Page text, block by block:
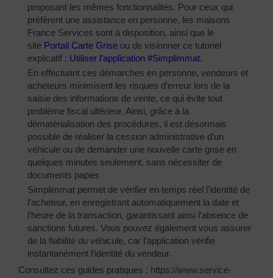
proposant les mêmes fonctionnalités. Pour ceux qui
préfèrent une assistance en personne, les maisons
France Services sont à disposition, ainsi que le
site Portail Carte Grise ou de visionner ce tutoriel
explicatif : Utiliser l’application #Simplimmat.
En effectuant ces démarches en personne, vendeurs et
acheteurs minimisent les risques d’erreur lors de la
saisie des informations de vente, ce qui évite tout
problème fiscal ultérieur. Ainsi, grâce à la
dématérialisation des procédures, il est désormais
possible de réaliser la cession administrative d’un
véhicule ou de demander une nouvelle carte grise en
quelques minutes seulement, sans nécessiter de
documents papier.
Simplimmat permet de vérifier en temps réel l’identité de
l’acheteur, en enregistrant automatiquement la date et
l’heure de la transaction, garantissant ainsi l’absence de
sanctions futures. Vous pouvez également vous assurer
de la fiabilité du véhicule, car l’application vérifie
instantanément l’identité du vendeur.
Consultez ces guides pratiques : https://www.service-